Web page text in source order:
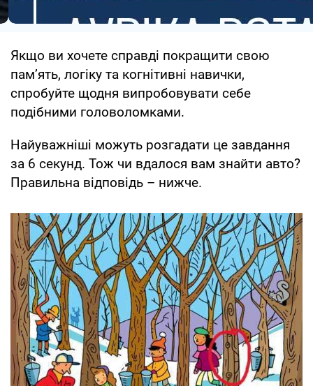
Якщо ви хочете справді покращити свою
пам’ять, логіку та когнітивні навички,
спробуйте щодня випробовувати себе
подібними головоломками.
Найуважніші можуть розгадати це завдання
за 6 секунд. Тож чи вдалося вам знайти авто?
Правильна відповідь – нижче.